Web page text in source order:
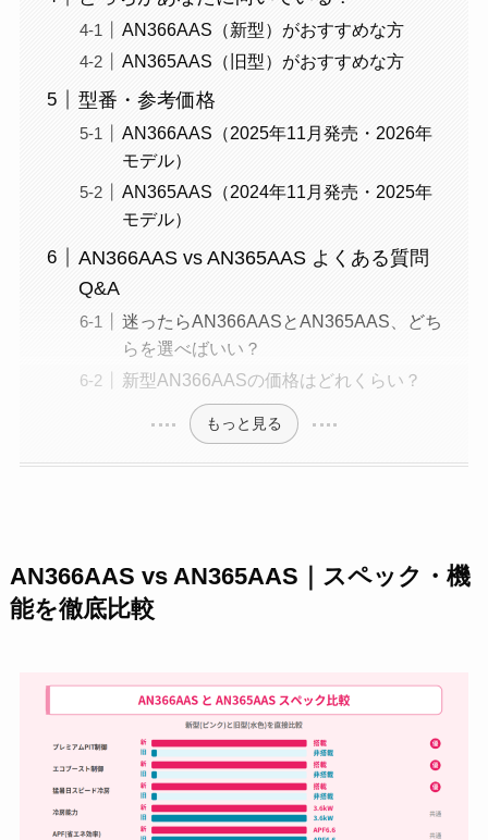
AN366AAS（新型）がおすすめな方
AN365AAS（旧型）がおすすめな方
型番・参考価格
AN366AAS（2025年11月発売・2026年
モデル）
AN365AAS（2024年11月発売・2025年
モデル）
AN366AAS vs AN365AAS よくある質問
Q&A
迷ったらAN366AASとAN365AAS、どち
らを選べばいい？
新型AN366AASの価格はどれくらい？
もっと見る
AN366AAS vs AN365AAS｜スペック・機
能を徹底比較